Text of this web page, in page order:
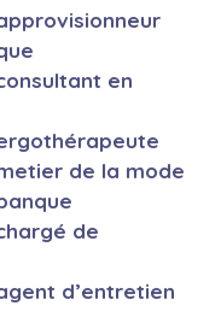
en
de la mode
de
d’entretien